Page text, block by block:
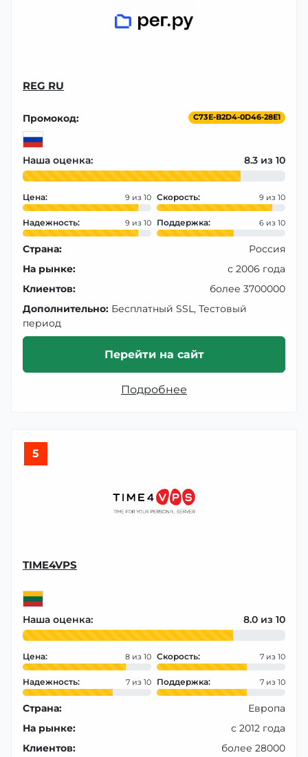
REG RU
Промокод: C73E-B2D4-0D46-28E1
Наша оценка: 8.3
Цена: 9 Скорость: 9
Надежность: 9 Поддержка: 6
Страна:
Россия
На рынке:
с 2006 года
Клиентов:
более 3700000
Дополнительно: Бесплатный SSL, Тестовый
период
Перейти на сайт
Подробнее
5
TIME4VPS
Наша оценка: 8.0
Цена: 8 Скорость: 7
Надежность: 7 Поддержка: 7
Страна:
Европа
На рынке:
с 2012 года
Клиентов:
более 28000